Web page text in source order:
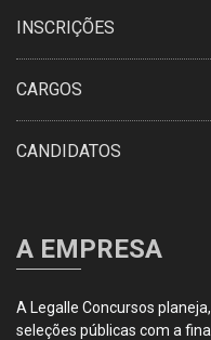
INSCRIÇÕES
CARGOS
CANDIDATOS
A EMPRESA
A Legalle Concursos
seleções públicas com a